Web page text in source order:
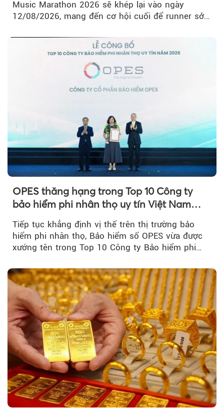
Music Marathon 2026 sẽ khép lại vào ngày
12/08/2026, mang đến cơ hội cuối để runner sở
OPES thăng hạng trong Top 10 Công ty
bảo hiểm phi nhân thọ uy tín Việt Nam
Tiếp tục khẳng định vị thế trên thị trường bảo
hiểm phi nhân thọ, Bảo hiểm số OPES vừa được
xướng tên trong Top 10 Công ty Bảo hiểm phi